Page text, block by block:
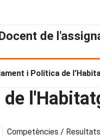
de
i Política de
Competències /